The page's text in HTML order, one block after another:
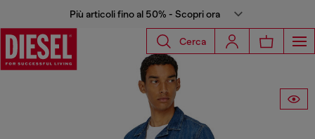
Più articoli fino al 50% - Scopri ora
Cerca